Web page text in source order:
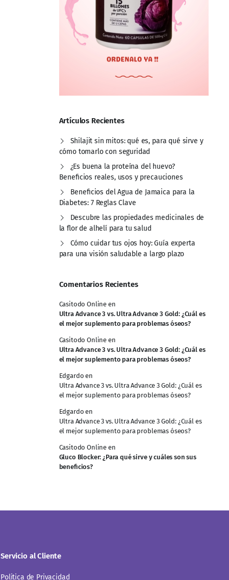
Artículos Recientes
Shilajit sin mitos: qué es, para qué sirve y
cómo tomarlo con seguridad
¿Es buena la proteína del huevo?
Beneficios reales, usos y precauciones
Beneficios del Agua de Jamaica para la
Diabetes: 7 Reglas Clave
Descubre las propiedades medicinales de
la flor de alhelí para tu salud
Cómo cuidar tus ojos hoy: Guía experta
para una visión saludable a largo plazo
Comentarios Recientes
Casitodo Online en
Ultra Advance 3 vs. Ultra Advance 3 Gold: ¿Cuál es
el mejor suplemento para problemas óseos?
Casitodo Online en
Ultra Advance 3 vs. Ultra Advance 3 Gold: ¿Cuál es
el mejor suplemento para problemas óseos?
Edgardo en
Ultra Advance 3 vs. Ultra Advance 3 Gold: ¿Cuál es
el mejor suplemento para problemas óseos?
Edgardo en
Ultra Advance 3 vs. Ultra Advance 3 Gold: ¿Cuál es
el mejor suplemento para problemas óseos?
Casitodo Online en
Gluco Blocker: ¿Para qué sirve y cuáles son sus
beneficios?
Servicio al Cliente
Politica de Privacidad